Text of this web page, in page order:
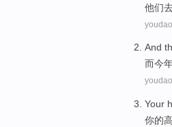
他们
youdao
And
而今
youdao
Your
你的